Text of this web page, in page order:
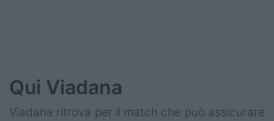
Qui Viadana
Viadana ritrova per il match che può assicurare